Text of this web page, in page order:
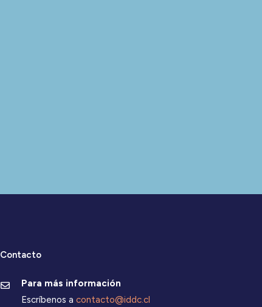
Contacto
Para más información
Escríbenos a contacto@iddc.cl